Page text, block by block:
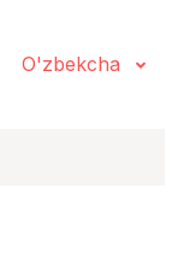
O'zbekcha